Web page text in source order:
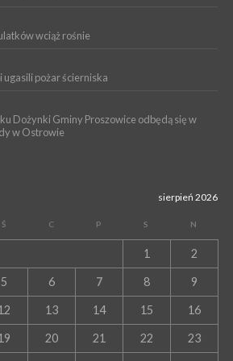
kolejne zajęcia z cyklu „Wakacyjne
wciąż rośnie
ugasili pożar ścierniska
Dożynki Gminy Proszowice odbędą się w
w Ostrowie
sierpień 2026
Ś C P S N
1 2
5 6 7 8 9
13 14 15 16
20 21 22 23